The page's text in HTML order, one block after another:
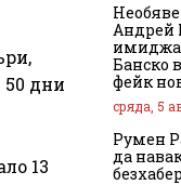
50 дни
13
Андрей
имиджа
Банско
фейк
сряда, 5
Румен
да